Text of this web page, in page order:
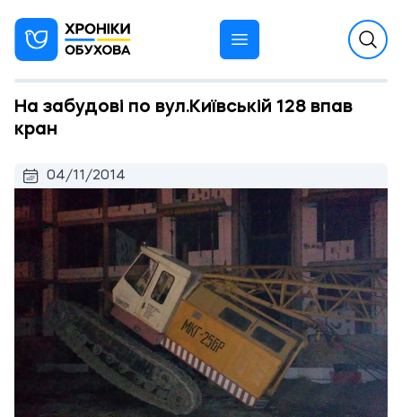
На забудові по вул.Київській 128 впав
кран
04/11/2014